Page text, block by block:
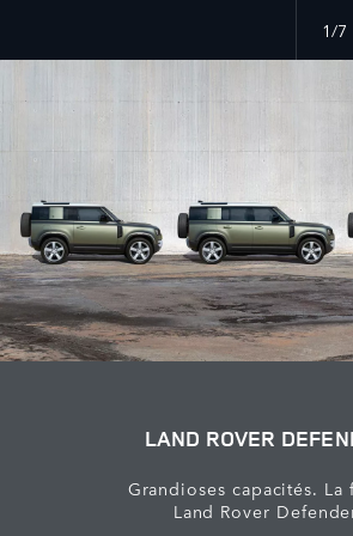
1/7
LAND ROVER
Grandioses capacités. La
Land Rover